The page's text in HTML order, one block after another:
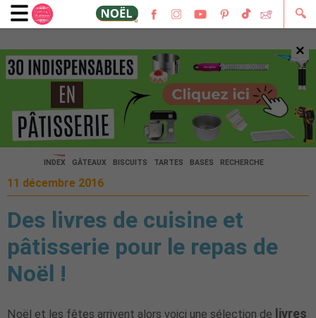
🔍
×
🔍
INDEX GÂTEAUX BISCUITS TARTES BASES RECHERCHE
11 décembre 2016
Des livres de cuisine et
pâtisserie pour le repas de
Noël !
Noël et les fêtes arrivent alors voici une sélection de livres